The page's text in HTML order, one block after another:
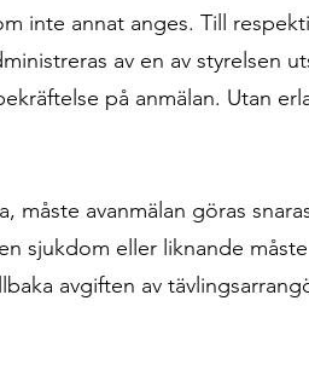
inte annat anges. Till
av en av styrelsen
på anmälan. Utan
avanmälan göras
sjukdom eller liknande måste
avgiften av